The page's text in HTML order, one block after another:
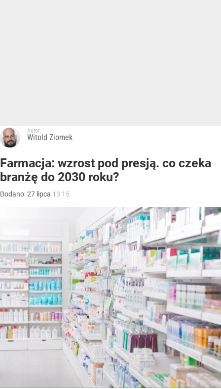
Autor:
Witold Ziomek
Farmacja: wzrost pod presją. co czeka
branżę do 2030 roku?
Dodano:27 lipca 13:15